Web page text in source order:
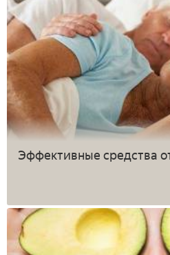
Эффективные средства